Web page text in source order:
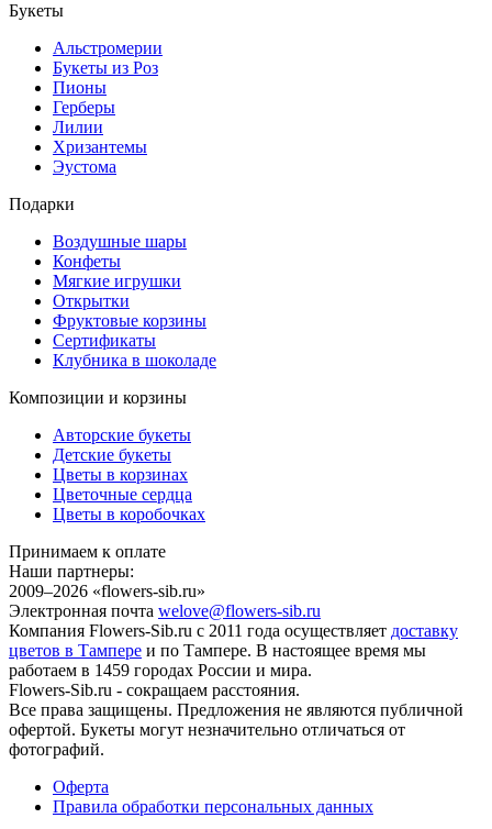
Букеты
Альстромерии
Букеты из Роз
Пионы
Герберы
Лилии
Хризантемы
Эустома
Подарки
Воздушные шары
Конфеты
Мягкие игрушки
Открытки
Фруктовые корзины
Сертификаты
Клубника в шоколаде
Композиции и корзины
Авторские букеты
Детские букеты
Цветы в корзинах
Цветочные сердца
Цветы в коробочках
Принимаем к оплате
Наши партнеры:
2009–2026 «flowers-sib.ru»
Электронная почта welove@flowers-sib.ru
Компания Flowers-Sib.ru с 2011 года осуществляет доставку
цветов в Тампере и по Тампере. В настоящее время мы
работаем в 1459 городах России и мира.
Flowers-Sib.ru - сокращаем расстояния.
Все права защищены. Предложения не являются публичной
офертой. Букеты могут незначительно отличаться от
фотографий.
Оферта
Правила обработки персональных данных